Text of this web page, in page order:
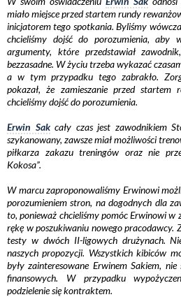
miało miejsce przed startem rundy
inicjatorem tego spotkania. Byliśmy
chcieliśmy dojść do porozumienia, aby
argumenty, które przedstawiał
bezzasadne. W życiu trzeba wykazać
a w tym przypadku tego zabrakło.
pokazał, że zamieszanie przed startem
chcieliśmy dojść do porozumienia.
Erwin Sakcały czas jest zawodnikiem
szykanowany, zawsze miał możliwości
piłkarza zakazu treningów oraz nie
Kokosa”.
W marcu zaproponowaliśmy Erwinowi
porozumieniem stron, na dogodnych dla
to, ponieważ chcieliśmy pomóc Erwinowi w
rękę w poszukiwaniu nowego pracodawcy.
testy w dwóch II-ligowych drużynach.
naszych propozycji. Wszystkich kibiców
były zainteresowane Erwinem Sakiem,
finansowych. W przypadku
podzielenie się kontraktem.